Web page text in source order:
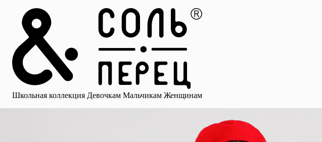
Школьная коллекция Девочкам Мальчикам Женщинам
Главная
Каталог
Избранное
Профиль
Корзина
Школьная коллекция
Мальчикам Женщинам
Брюки для мальчиков
для девочек Носки Рубашки Платья и сарафаны Юбки